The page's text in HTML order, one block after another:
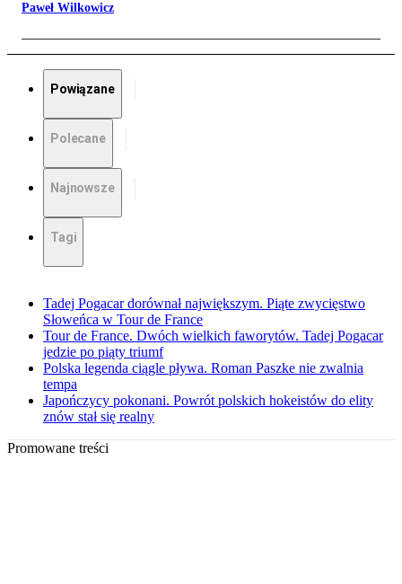
Paweł Wilkowicz
Powiązane
Polecane
Najnowsze
Tagi
Tadej Pogacar dorównał największym. Piąte zwycięstwo
Słoweńca w Tour de France
Tour de France. Dwóch wielkich faworytów. Tadej Pogacar
jedzie po piąty triumf
Polska legenda ciągle pływa. Roman Paszke nie zwalnia
tempa
Japończycy pokonani. Powrót polskich hokeistów do elity
znów stał się realny
Promowane treści